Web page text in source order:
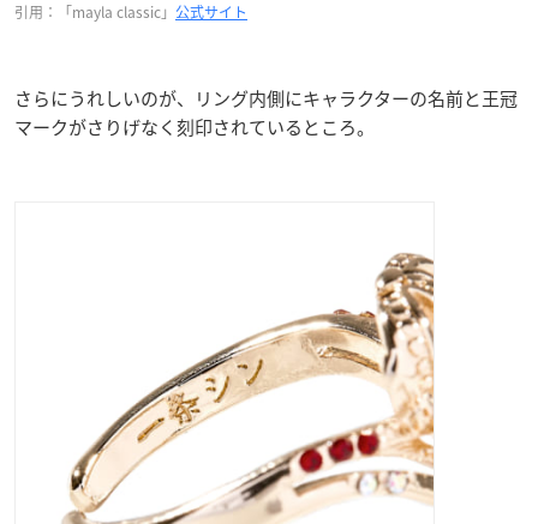
引用：「mayla classic」 公式サイト
さらにうれしいのが、リング内側にキャラクターの名前と王冠
マークがさりげなく刻印されているところ。